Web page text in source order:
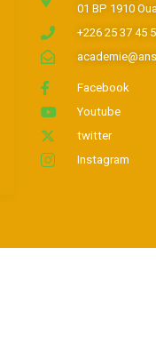
01 BP 1910
+226 25 37 45
Facebook
Youtube
twitter
Instagram